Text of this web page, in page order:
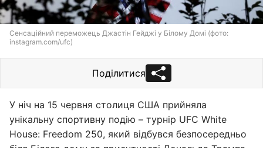
Сенсаційний переможець Джастін Гейджі у Білому Домі (фото:
instagram.com/ufc)
Поділитися
У ніч на 15 червня столиця США прийняла
унікальну спортивну подію – турнір UFC White
House: Freedom 250, який відбувся безпосередньо